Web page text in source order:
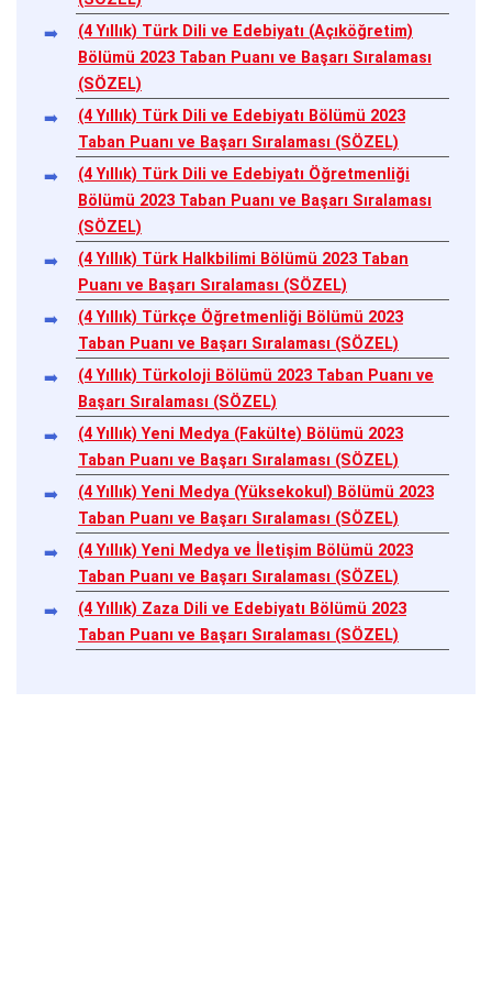
(4 Yıllık) Türk Dili ve Edebiyatı (Açıköğretim)
Bölümü 2023 Taban Puanı ve Başarı Sıralaması
(SÖZEL)
(4 Yıllık) Türk Dili ve Edebiyatı Bölümü 2023
Taban Puanı ve Başarı Sıralaması (SÖZEL)
(4 Yıllık) Türk Dili ve Edebiyatı Öğretmenliği
Bölümü 2023 Taban Puanı ve Başarı Sıralaması
(SÖZEL)
(4 Yıllık) Türk Halkbilimi Bölümü 2023 Taban
Puanı ve Başarı Sıralaması (SÖZEL)
(4 Yıllık) Türkçe Öğretmenliği Bölümü 2023
Taban Puanı ve Başarı Sıralaması (SÖZEL)
(4 Yıllık) Türkoloji Bölümü 2023 Taban Puanı ve
Başarı Sıralaması (SÖZEL)
(4 Yıllık) Yeni Medya (Fakülte) Bölümü 2023
Taban Puanı ve Başarı Sıralaması (SÖZEL)
(4 Yıllık) Yeni Medya (Yüksekokul) Bölümü 2023
Taban Puanı ve Başarı Sıralaması (SÖZEL)
(4 Yıllık) Yeni Medya ve İletişim Bölümü 2023
Taban Puanı ve Başarı Sıralaması (SÖZEL)
(4 Yıllık) Zaza Dili ve Edebiyatı Bölümü 2023
Taban Puanı ve Başarı Sıralaması (SÖZEL)